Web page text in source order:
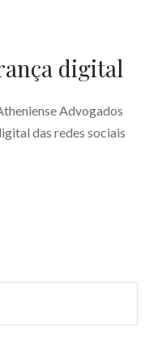
digital
Advogados
das redes sociais